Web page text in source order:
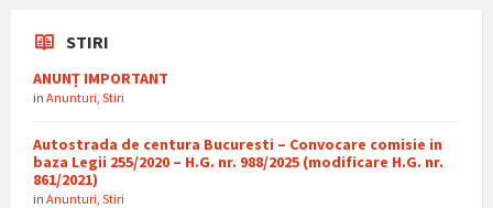
STIRI
ANUNȚ IMPORTANT
in Anunturi Stiri
Autostrada de centura Bucuresti – Convocare comisie in
baza Legii 255/2020 – H.G. nr. 988/2025 (modificare H.G. nr.
861/2021)
in Anunturi Stiri